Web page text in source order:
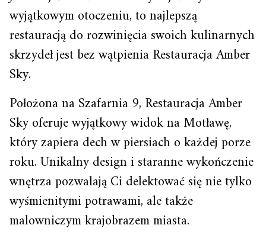
wyjątkowym otoczeniu, to najlepszą
restauracją do rozwinięcia swoich kulinarnych
skrzydeł jest bez wątpienia Restauracja Amber
Sky.
Położona na Szafarnia 9, Restauracja Amber
Sky oferuje wyjątkowy widok na Motławę,
który zapiera dech w piersiach o każdej porze
roku. Unikalny design i staranne wykończenie
wnętrza pozwalają Ci delektować się nie tylko
wyśmienitymi potrawami, ale także
malowniczym krajobrazem miasta.